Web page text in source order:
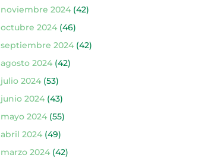
noviembre 2024(42)
octubre 2024(46)
septiembre 2024(42)
agosto 2024(42)
julio 2024(53)
junio 2024(43)
mayo 2024(55)
abril 2024(49)
marzo 2024(42)